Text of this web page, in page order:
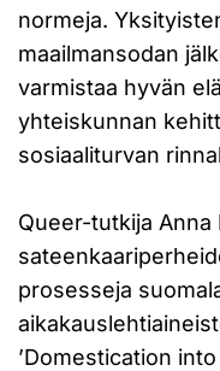
normeja.
maailmansodan
varmistaa hyvän
yhteiskunnan
sosiaaliturvan
Queer-tutkija
prosesseja
’Domestication